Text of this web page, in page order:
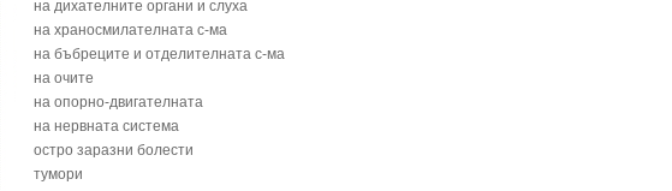
Блян
Бобови шушулки - Phaseolus Vulgaris L.
Божур - Paeonia Decora
Борови връхчета - Pinus sylvestris
Босилек - Ocimum Basillicum
Брей - Tamus Communis
Брош - Rubia tinctorum L.
на дихателните органи и слуха
на храносмилателната с-ма
на бъбреците и отделителната с-ма
на очите
на опорно-двигателната
на нервната система
остро заразни болести
тумори